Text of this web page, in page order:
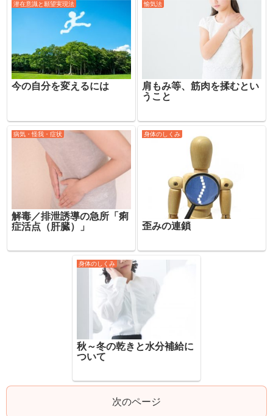
潜在意識と願望実現法
今の自分を変えるには
愉気法
肩もみ等、筋肉を揉むとい
うこと
病気・怪我・症状
解毒／排泄誘導の急所「痢
症活点（肝臓）」
身体のしくみ
歪みの連鎖
身体のしくみ
秋～冬の乾きと水分補給に
ついて
次のページ